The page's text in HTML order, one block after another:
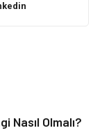
Nasıl Olmalı?